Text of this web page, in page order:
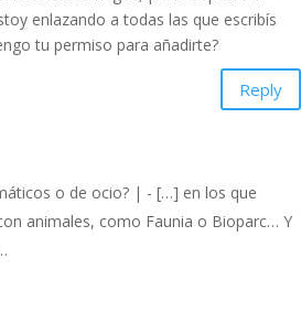
enlazando a todas las que escribís
tu permiso para añadirte?
Reply
o de ocio? | - […] en los que
animales, como Faunia o Bioparc… Y